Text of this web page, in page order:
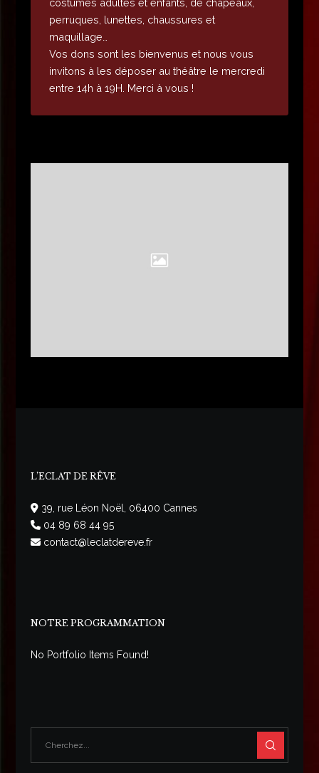
costumes adultes et enfants, de chapeaux,
perruques, lunettes, chaussures et
maquillage…
Vos dons sont les bienvenus et nous vous
invitons à les déposer au théâtre le mercredi
entre 14h à 19H. Merci à vous !
L’ECLAT DE RÊVE
39, rue Léon Noël, 06400 Cannes
04 89 68 44 95
contact@leclatdereve.fr
NOTRE PROGRAMMATION
No Portfolio Items Found!